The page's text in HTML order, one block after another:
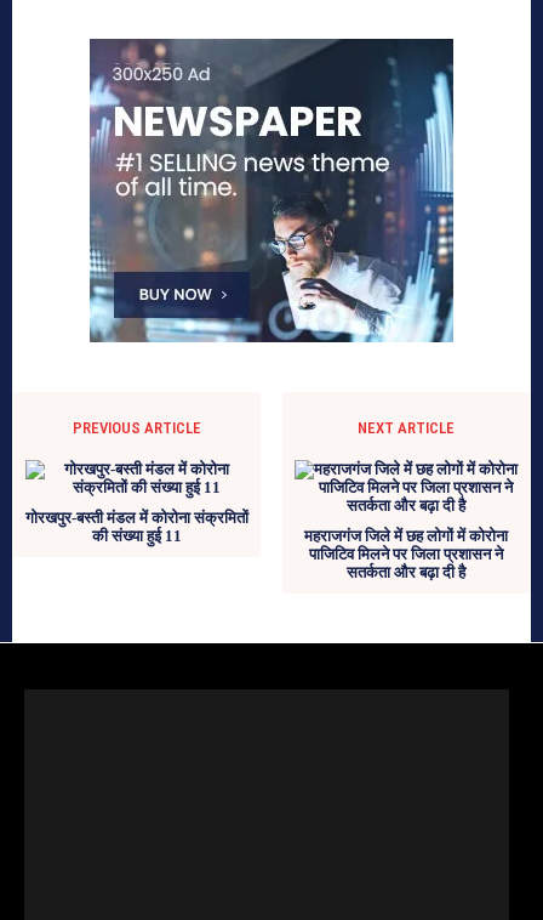
PREVIOUS ARTICLE
गोरखपुर-बस्ती मंडल में कोरोना संक्रमितों
की संख्या हुई 11
NEXT ARTICLE
महराजगंज जिले में छह लोगों में कोरोना
पाजिटिव मिलने पर जिला प्रशासन ने
सतर्कता और बढ़ा दी है